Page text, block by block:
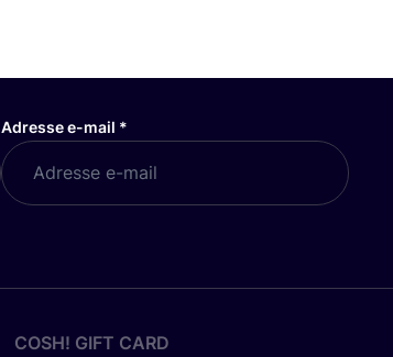
Adresse e-mail *
COSH! GIFT CARD